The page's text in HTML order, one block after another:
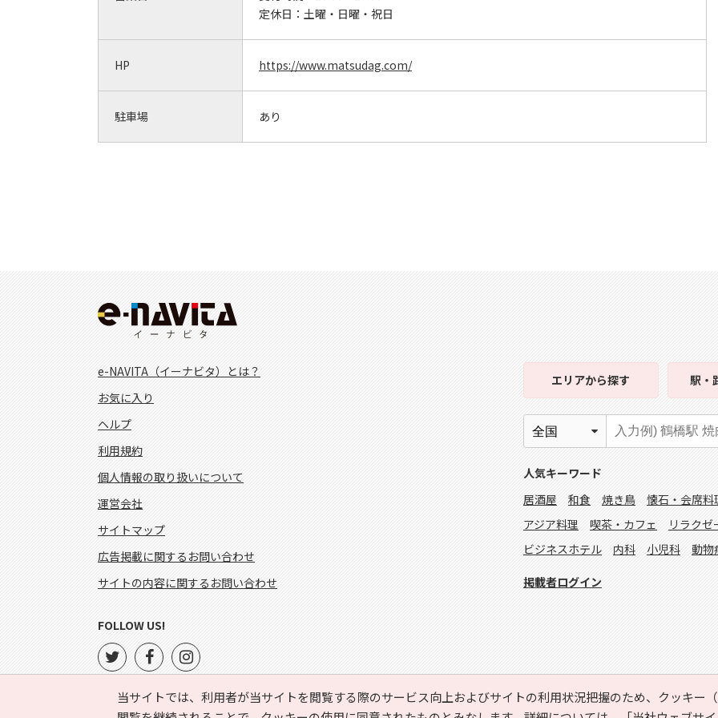
定休日： 土曜・日曜・祝日
HP https://www.matsudag.com/
駐車場 あり
当サイトでは、利用者が当サイトを閲覧する際のサービス向上およびサイトの利用状況把握のため、クッキー
e-NAVITA（イーナビタ）とは？
お気に入り
ヘルプ
利用規約
個人情報の取り扱いについて
運営会社
サイトマップ
広告掲載に関するお問い合わせ
サイトの内容に関するお問い合わせ
エリアから探す 駅・
人気キーワード
居酒屋
和食 焼き鳥 懐石・会席料
アジア料理
喫茶・カフェ リラクゼ
ビジネスホテル
内科 小児科 動物
掲載者ログイン
FOLLOW US!